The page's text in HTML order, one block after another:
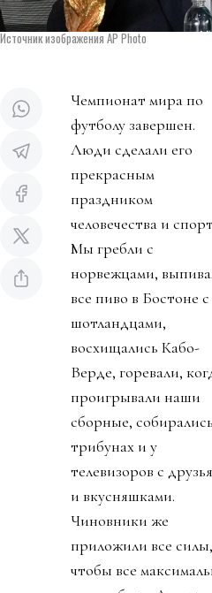
Источник изображения AP Photo
Чемпионат мира по
футболу завершен.
Люди сделали его
прекрасным
праздником
человечества и
Мы гребли с
норвежцами,
все пиво в Бостоне с
шотландцами,
восхищались Кабо-
Верде, горевали,
проигрывали наши
сборные,
трибунах и у
телевизоров с
и вкусняшками.
Чиновники же
приложили все силы,
чтобы все